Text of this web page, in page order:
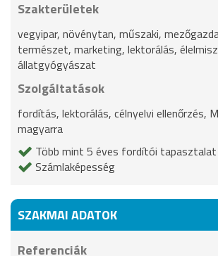
Szakterületek
vegyipar, növénytan, műszaki,
természet, marketing, lektorálás,
állatgyógyászat
Szolgáltatások
fordítás, lektorálás, célnyelvi ellenőrzés,
magyarra
Több mint 5 éves fordítói tapasztalat
Számlaképesség
SZAKMAI ADATOK
Referenciák